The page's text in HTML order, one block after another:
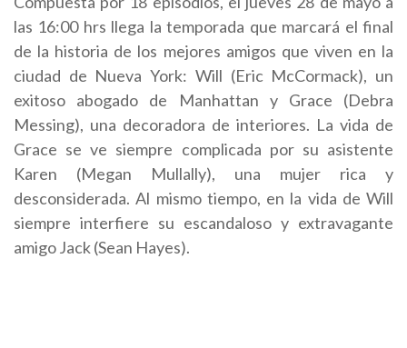
las 16:00 hrs llega la temporada que marcará el final
de la historia de los mejores amigos que viven en la
ciudad de Nueva York: Will (Eric McCormack), un
exitoso abogado de Manhattan y Grace (Debra
Messing), una decoradora de interiores. La vida de
Grace se ve siempre complicada por su asistente
Karen (Megan Mullally), una mujer rica y
desconsiderada. Al mismo tiempo, en la vida de Will
siempre interfiere su escandaloso y extravagante
amigo Jack (Sean Hayes).